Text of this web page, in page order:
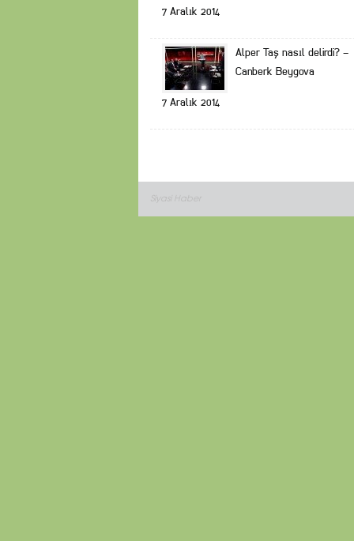
7 Aralık 2014
Alper Taş nasıl delirdi? –
Canberk Beygova
7 Aralık 2014
Siyasi Haber